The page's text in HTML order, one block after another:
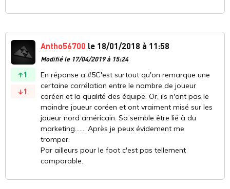
1
1
Antho56700 le 18/01/2018 à 11:58
Modifié le 17/04/2019 à 15:24
En réponse a #5C'est surtout qu'on remarque une
certaine corrélation entre le nombre de joueur
coréen et la qualité des équipe. Or, ils n'ont pas le
moindre joueur coréen et ont vraiment misé sur les
joueur nord américain. Sa semble être lié à du
marketing....... Après je peux évidement me
tromper.
Par ailleurs pour le foot c'est pas tellement
comparable.